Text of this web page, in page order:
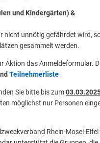
und Kindergärten) &
nicht unnötig gefährdet wird,
gesammelt werden.
Aktion das Anmeldeformular.
Teilnehmerliste
Sie bitte bis zum
möglichst nur Personen
Rhein-Mosel-